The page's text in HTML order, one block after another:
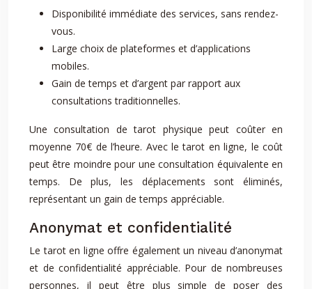
Disponibilité immédiate des services, sans rendez-
vous.
Large choix de plateformes et d’applications
mobiles.
Gain de temps et d’argent par rapport aux
consultations traditionnelles.
Une consultation de tarot physique peut coûter en
moyenne 70€ de l’heure. Avec le tarot en ligne, le coût
peut être moindre pour une consultation équivalente en
temps. De plus, les déplacements sont éliminés,
représentant un gain de temps appréciable.
Anonymat et confidentialité
Le tarot en ligne offre également un niveau d’anonymat
et de confidentialité appréciable. Pour de nombreuses
personnes, il peut être plus simple de poser des